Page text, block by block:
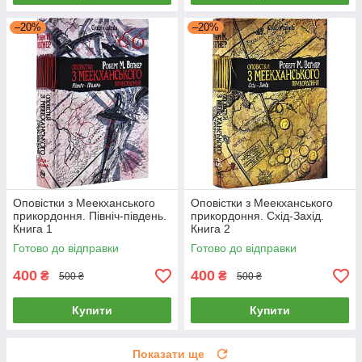
–20%
Оповістки з Меекханського
прикордоння. Північ-південь.
Книга 1
Готово до відправки
400 ₴ 500 ₴
Купити
–20%
Оповістки з Меекханського
прикордоння. Схід-Захід.
Книга 2
Готово до відправки
400 ₴ 500 ₴
Купити
Показати ще